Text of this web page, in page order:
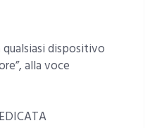
qualsiasi dispositivo
alla voce